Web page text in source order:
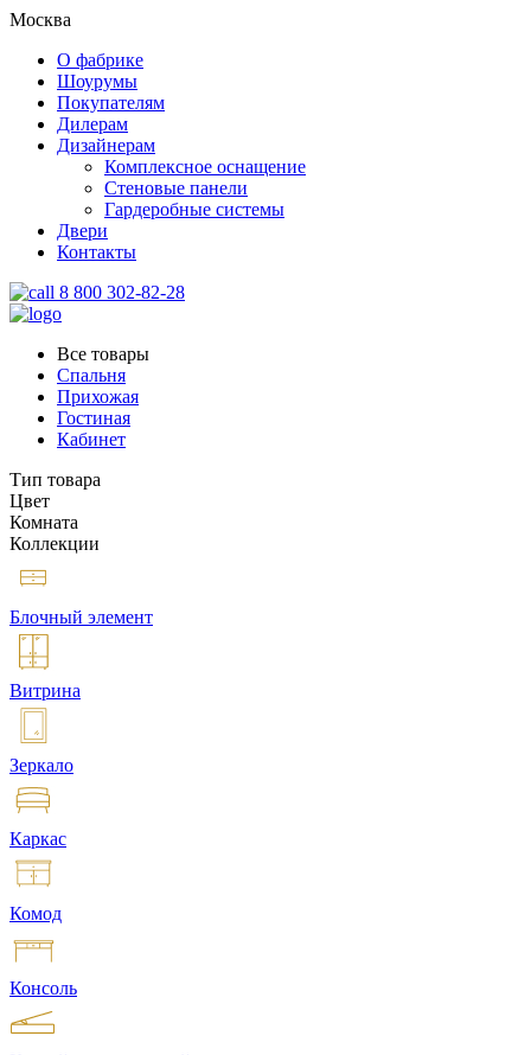
Москва
О фабрике
Шоурумы
Покупателям
Дилерам
Дизайнерам
Комплексное оснащение
Стеновые панели
Гардеробные системы
Двери
Контакты
8 800 302-82-28
Все товары
Спальня
Прихожая
Гостиная
Кабинет
Тип товара
Цвет
Комната
Коллекции
Блочный элемент
Витрина
Зеркало
Каркас
Комод
Консоль